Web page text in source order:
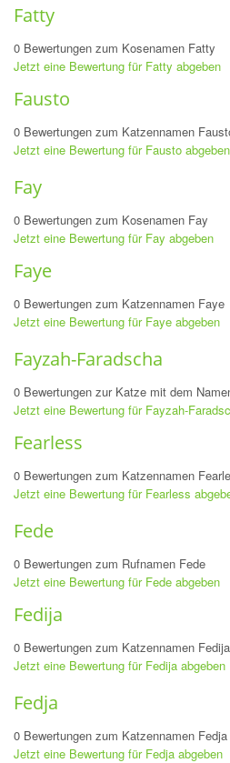
Fatty
0 Bewertungen zum Kosenamen Fatty
Jetzt eine Bewertung für Fatty abgeben
Fausto
0 Bewertungen zum Katzennamen
Jetzt eine Bewertung für Fausto abgeben
Fay
0 Bewertungen zum Kosenamen Fay
Jetzt eine Bewertung für Fay abgeben
Faye
0 Bewertungen zum Katzennamen Faye
Jetzt eine Bewertung für Faye abgeben
Fayzah-Faradscha
0 Bewertungen zur Katze mit dem
Jetzt eine Bewertung für Fayzah-
Fearless
0 Bewertungen zum Katzennamen
Jetzt eine Bewertung für Fearless
Fede
0 Bewertungen zum Rufnamen Fede
Jetzt eine Bewertung für Fede abgeben
Fedija
0 Bewertungen zum Katzennamen Fedija
Jetzt eine Bewertung für Fedija abgeben
Fedja
0 Bewertungen zum Katzennamen Fedja
Jetzt eine Bewertung für Fedja abgeben